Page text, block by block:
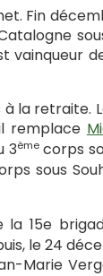
Fin
vainqueur
la retraite.
remplace
3èmecorps
sous
la 15e
le 24
Marie